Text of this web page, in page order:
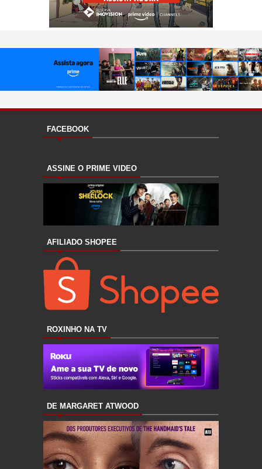
FACEBOOK
ASSINE O PRIME VIDEO
AFILIADO SHOPEE
ROXINHO NA TV
DE MARGARET ATWOOD